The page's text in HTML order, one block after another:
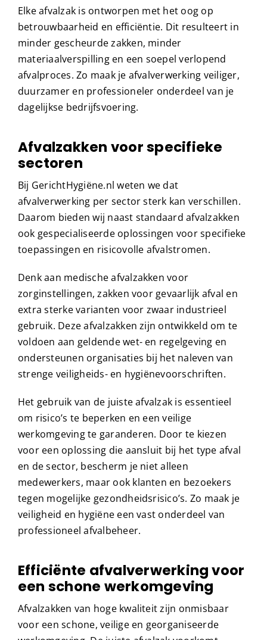
Elke afvalzak is ontworpen met het oog op
betrouwbaarheid en efficiëntie. Dit resulteert in
minder gescheurde zakken, minder
materiaalverspilling en een soepel verlopend
afvalproces. Zo maak je afvalverwerking veiliger,
duurzamer en professioneler onderdeel van je
dagelijkse bedrijfsvoering.
Afvalzakken voor specifieke
sectoren
Bij GerichtHygiëne.nl weten we dat
afvalverwerking per sector sterk kan verschillen.
Daarom bieden wij naast standaard afvalzakken
ook gespecialiseerde oplossingen voor specifieke
toepassingen en risicovolle afvalstromen.
Denk aan medische afvalzakken voor
zorginstellingen, zakken voor gevaarlijk afval en
extra sterke varianten voor zwaar industrieel
gebruik. Deze afvalzakken zijn ontwikkeld om te
voldoen aan geldende wet- en regelgeving en
ondersteunen organisaties bij het naleven van
strenge veiligheids- en hygiënevoorschriften.
Het gebruik van de juiste afvalzak is essentieel
om risico’s te beperken en een veilige
werkomgeving te garanderen. Door te kiezen
voor een oplossing die aansluit bij het type afval
en de sector, bescherm je niet alleen
medewerkers, maar ook klanten en bezoekers
tegen mogelijke gezondheidsrisico’s. Zo maak je
veiligheid en hygiëne een vast onderdeel van
professioneel afvalbeheer.
Efficiënte afvalverwerking voor
een schone werkomgeving
Afvalzakken van hoge kwaliteit zijn onmisbaar
voor een schone, veilige en georganiseerde